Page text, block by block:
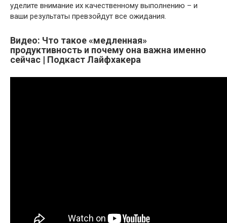
уделите внимание их качественному выполнению – и
ваши результаты превзойдут все ожидания.
Видео: Что такое «медленная»
продуктивность и почему она важна именно
сейчас | Подкаст Лайфхакера